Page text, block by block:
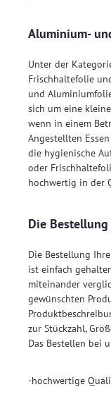
Aluminium-
Unter der
Frischhaltefolie
und
sich um eine
wenn in einem
Angestellten
die hygienische
oder
hochwertig in der
Die
Die Bestellung
ist einfach
miteinander
gewünschten
zur Stückzahl,
Das Bestellen bei
-hochwertige